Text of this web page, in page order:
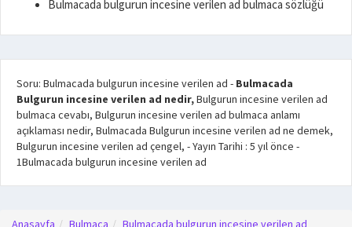
Bulmacada bulgurun incesine verilen ad bulmaca sözlüğü
Soru: Bulmacada bulgurun incesine verilen ad - Bulmacada
Bulgurun incesine verilen ad nedir,Bulgurun incesine verilen ad
bulmaca cevabı, Bulgurun incesine verilen ad bulmaca anlamı
açıklaması nedir, Bulmacada Bulgurun incesine verilen ad ne demek,
Bulgurun incesine verilen ad çengel, - Yayın Tarihi : 5 yıl önce -
1Bulmacada bulgurun incesine verilen ad
Anasayfa Bulmaca Bulmacada bulgurun incesine verilen ad